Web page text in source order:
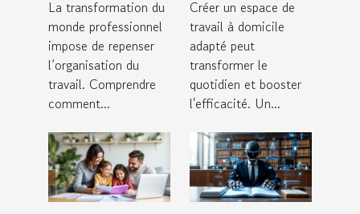
productivité
des équipes ?
La transformation du
monde professionnel
impose de repenser
l’organisation du
travail. Comprendre
comment...
combiner
confort et
productivité
Créer un espace de
travail à domicile
adapté peut
transformer le
quotidien et booster
l'efficacité. Un...